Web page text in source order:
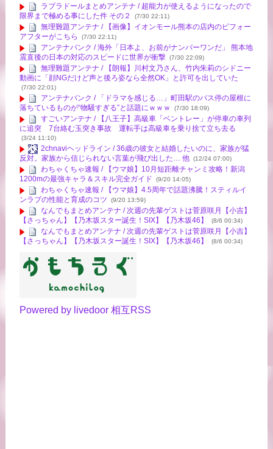
ラブラドールまとめアンテナ / 超能力が使えるようになったので
限界まで極める事にした件 その２
(7/30 22:11)
無理難題アンテナ / 【画像】イオンモール熊本の店内のビフォー
アフターがこちら
(7/30 22:11)
アンテナバンク / 海外「日本よ、お前がナンバーワンだ」 熊本地
震直後の日本の対応のスピードに世界が衝撃 (7/30 22:09)
無理難題アンテナ / 【朗報】川村文乃さん、竹内朱莉のシドニー
動画に「顔NGだけど声と後ろ姿なら全然OK」と許可を出していた
(7/30 22:01)
アンテナバンク / 「ドラマを感じる…」町田駅のバス停の屋根に
落ちているものが“物騒すぎる”と話題にｗｗｗ
(7/30 18:09)
すごいアンテナ / 【八王子】高級車「ベントレー」が停車の車列
に追突 7台絡む玉突き事故 運転手は高級車を乗り捨て立ち去る
(3/24 11:10)
2chnaviヘッドライン / 36歳の彼女と結婚したいのに、家族が猛
反対。家族から信じられない言葉が飛び出した… 他 (12/24 07:00)
わちゃくちゃ速報 / 【ウマ娘】10月短距離チャンミ攻略！新潟
1200mの最強キャラ＆スキル完全ガイド
(9/20 14:05)
わちゃくちゃ速報 / 【ウマ娘】4.5周年で話題沸騰！スティルイ
ンラブの性能と育成のコツ
(9/20 13:59)
なんでもまとめアンテナ / 次週の先輩ゲストは菅原咲月【小吉】
【さっちゃん】【乃木坂スター誕生！SIX】【乃木坂46】
(8/6 00:34)
なんでもまとめアンテナ / 次週の先輩ゲストは菅原咲月【小吉】
【さっちゃん】【乃木坂スター誕生！SIX】【乃木坂46】
(8/6 00:34)
Powered by livedoor 相互RSS